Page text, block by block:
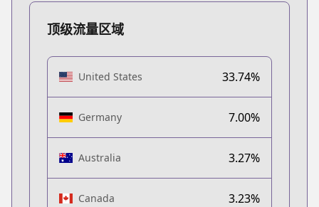
顶级流量区域
United States 33.74%
Germany 7.00%
Australia 3.27%
Canada 3.23%